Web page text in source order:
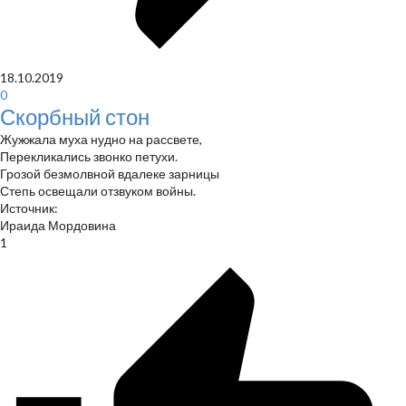
18.10.2019
0
Скорбный стон
Жужжала муха нудно на рассвете,
Перекликались звонко петухи.
Грозой безмолвной вдалеке зарницы
Степь освещали отзвуком войны.
Источник:
Ираида Мордовина
1